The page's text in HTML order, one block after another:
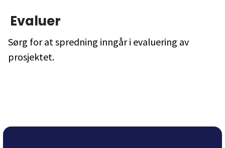
Evaluer
Sørg for at spredning inngår i evaluering av
prosjektet.